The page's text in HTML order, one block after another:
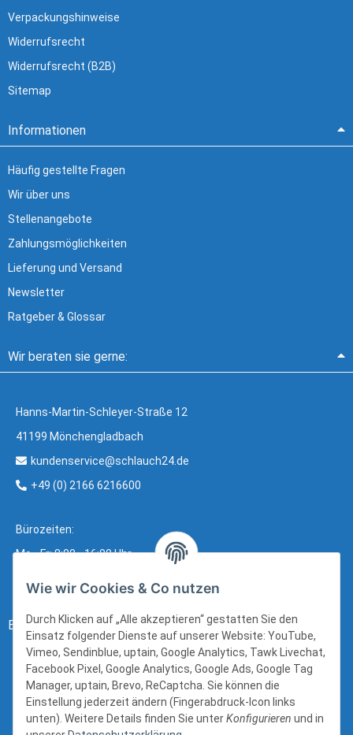
Verpackungshinweise
Widerrufsrecht
Widerrufsrecht (B2B)
Sitemap
Informationen
Häufig gestellte Fragen
Wir über uns
Stellenangebote
Zahlungsmöglichkeiten
Lieferung und Versand
Newsletter
Ratgeber & Glossar
Wir beraten sie gerne:
Hanns-Martin-Schleyer-Straße 12
41199 Mönchengladbach
kundenservice@schlauch24.de
+49 (0) 2166 6216600
Bürozeiten:
Mo - Fr: 8:00 - 16:00 Uhr
Bezahlung:
Wie wir Cookies & Co nutzen
Durch Klicken auf „Alle akzeptieren“ gestatten Sie den
Einsatz folgender Dienste auf unserer Website: YouTube,
Vimeo, Sendinblue, uptain, Google Analytics, Tawk Livechat,
Facebook Pixel, Google Analytics, Google Ads, Google Tag
Manager, uptain, Brevo, ReCaptcha. Sie können die
Einstellung jederzeit ändern (Fingerabdruck-Icon links
unten). Weitere Details finden Sie unterKonfigurieren und in